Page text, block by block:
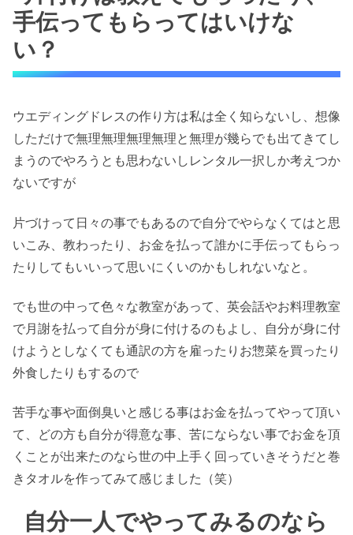
手伝ってもらってはいけな
い？
ウエディングドレスの作り方は私は全く知らないし、想像
しただけで無理無理無理無理と無理が幾らでも出てきてし
まうのでやろうとも思わないしレンタル一択しか考えつか
ないですが
片づけって日々の事でもあるので自分でやらなくてはと思
いこみ、教わったり、お金を払って誰かに手伝ってもらっ
たりしてもいいって思いにくいのかもしれないなと。
でも世の中って色々な教室があって、英会話やお料理教室
で月謝を払って自分が身に付けるのもよし、自分が身に付
けようとしなくても通訳の方を雇ったりお惣菜を買ったり
外食したりもするので
苦手な事や面倒臭いと感じる事はお金を払ってやって頂い
て、どの方も自分が得意な事、苦にならない事でお金を頂
くことが出来たのなら世の中上手く回っていきそうだと巻
きタオルを作ってみて感じました（笑）
自分一人でやってみるのなら